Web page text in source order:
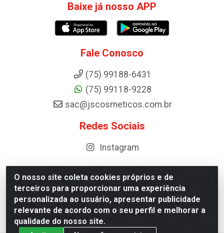
O nosso site coleta cookies próprios e de
terceiros para proporcionar uma experiência
personalizada ao usuário, apresentar publicidade
relevante de acordo com o seu perfil e melhorar a
qualidade do nosso site.
Baixe já nosso APP
Fale Conosco
(75) 99188-6431
(75) 99118-9228
sac@jscosmeticos.com.br
Redes Sociais
Instagram
Distribuidora de Cosméticos Antoneto LTDA - BA-052,
km 87 - Industrial, Ipirá - BA, 44600-000 - CNPJ
10.984.107/0001-75